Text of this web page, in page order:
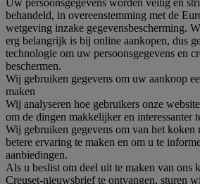
Uw persoonsgegevens worden veilig en
behandeld, in overeenstemming met de
wetgeving inzake gegevensbescherming.
erg belangrijk is bij online aankopen, dus
technologie om uw persoonsgegevens en
beschermen.
Wij gebruiken gegevens om uw aankoop
maken
Wij analyseren hoe gebruikers onze
om de dingen makkelijker en interessanter
Wij gebruiken gegevens om van het koken
betere ervaring te maken en om u te
aanbiedingen.
Als u beslist om deel uit te maken van ons
Creuset-nieuwsbrief te ontvangen, sturen